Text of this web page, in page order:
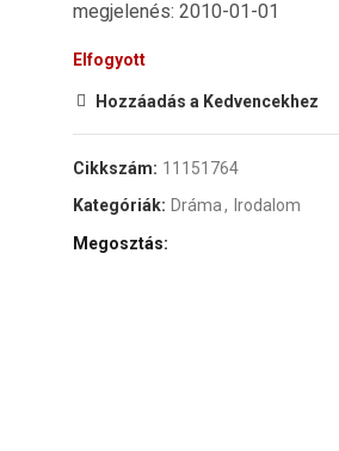
megjelenés: 2010-01-01
Elfogyott
Hozzáadás a Kedvencekhez
Cikkszám: 11151764
Kategóriák: Dráma, Irodalom
Megosztás